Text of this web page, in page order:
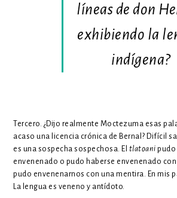
líneas de don
exhibiendo la
indígena?
Tercero. ¿Dijo realmente Moctezuma esas
acaso una licencia crónica de Bernal? Difícil
es una sospecha sospechosa. El tlatoani pudo
envenenado o pudo haberse envenenado con
pudo envenenarnos con una mentira. En mis
La lengua es veneno y antídoto.